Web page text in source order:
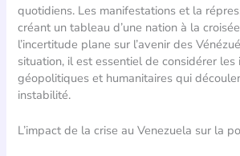
quotidiens. Les manifestations et la
créant un tableau d’une nation à la
l’incertitude plane sur l’avenir des
situation, il est essentiel de considérer les
géopolitiques et humanitaires qui
instabilité.
L’impact de la crise au Venezuela sur la